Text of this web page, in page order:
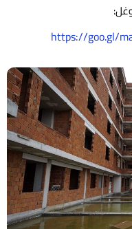
https://goo.gl/